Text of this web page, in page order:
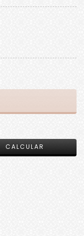
CALCULAR